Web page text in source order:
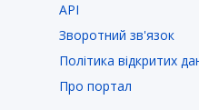
API
Зворотний зв'язок
Політика відкритих
Про портал